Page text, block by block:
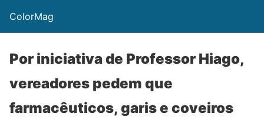
ColorMag
Por iniciativa de Professor Hiago,
vereadores pedem que
farmacêuticos, garis e coveiros